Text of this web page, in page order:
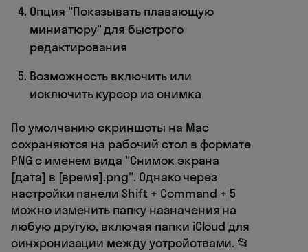
Опция "Показывать плавающую
миниатюру" для быстрого
редактирования
Возможность включить или
исключить курсор из снимка
По умолчанию скриншоты на Mac
сохраняются на рабочий стол в формате
PNG с именем вида "Снимок экрана
[дата] в [время].png". Однако через
настройки панели Shift + Command + 5
можно изменить папку назначения на
любую другую, включая папки iCloud для
синхронизации между устройствами. 📂